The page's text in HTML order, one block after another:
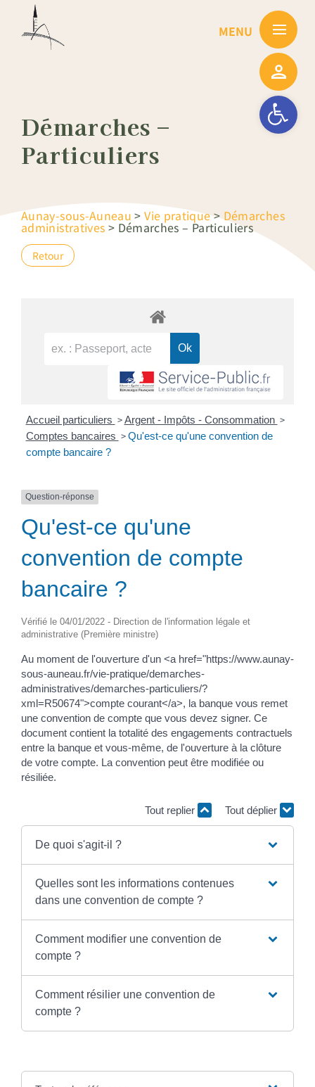
Ouvrir la
Démarches –
Particuliers
Aunay-sous-Auneau >Vie pratique>Démarches
administratives > Démarches – Particuliers
Retour
Accueil particuliers > Argent - Impôts - Consommation >
Comptes bancaires > Qu'est-ce qu'une convention de
compte bancaire ?
Question-réponse
Qu'est-ce qu'une
convention de compte
bancaire ?
Vérifié le 04/01/2022 - Direction de l'information légale et
administrative (Première ministre)
Au moment de l'ouverture d'un <a href="https://www.aunay-
sous-auneau.fr/vie-pratique/demarches-
administratives/demarches-particuliers/?
xml=R50674">compte courant</a>, la banque vous remet
une convention de compte que vous devez signer. Ce
document contient la totalité des engagements contractuels
entre la banque et vous-même, de l'ouverture à la clôture
de votre compte. La convention peut être modifiée ou
résiliée.
Tout replier Tout déplier
De quoi s'agit-il ?
Quelles sont les informations contenues
dans une convention de compte ?
Comment modifier une convention de
compte ?
Comment résilier une convention de
compte ?